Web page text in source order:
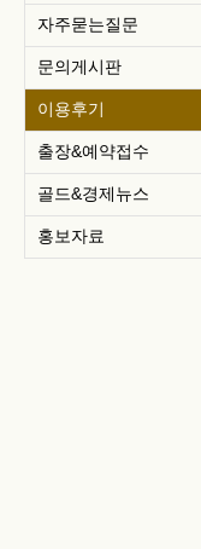
자주묻는질문
문의게시판
이용후기
출장&예약접수
골드&경제뉴스
홍보자료